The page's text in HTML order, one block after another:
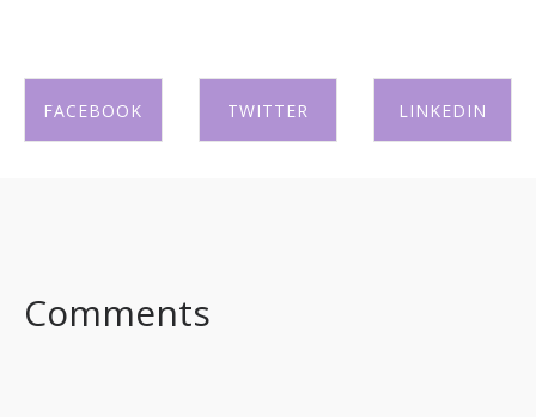
FACEBOOK TWITTER LINKEDIN
Comments